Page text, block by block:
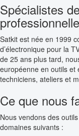
Spécialistes
Satkit est née en 1999
d’électronique pour la
de 25 ans plus tard,
européenne en outils et
techniciens, ateliers et
Ce que nous
Nous vendons des
domaines suivants :